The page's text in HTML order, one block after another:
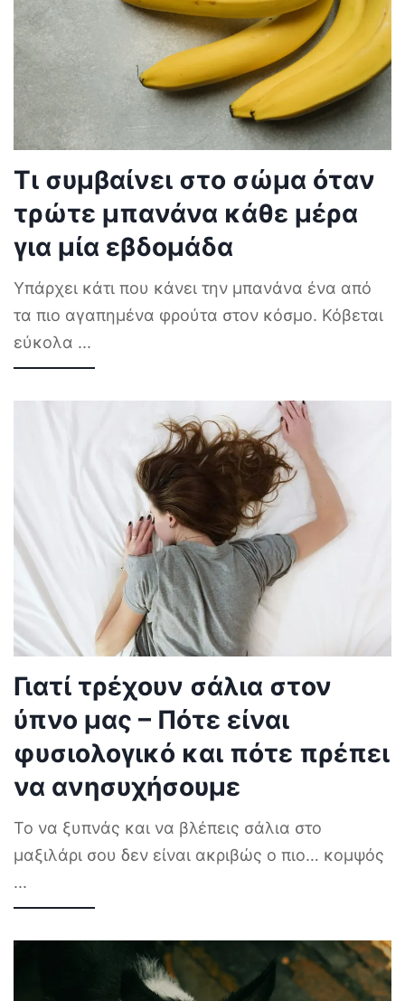
Τι συμβαίνει στο σώμα όταν
τρώτε μπανάνα κάθε μέρα
για μία εβδομάδα
Υπάρχει κάτι που κάνει την μπανάνα ένα από
τα πιο αγαπημένα φρούτα στον κόσμο. Κόβεται
εύκολα ...
Γιατί τρέχουν σάλια στον
ύπνο μας – Πότε είναι
φυσιολογικό και πότε πρέπει
να ανησυχήσουμε
Το να ξυπνάς και να βλέπεις σάλια στο
μαξιλάρι σου δεν είναι ακριβώς ο πιο… κομψός
...